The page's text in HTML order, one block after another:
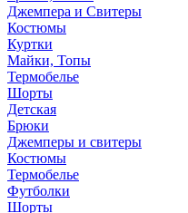
Джемпера и Свитеры
Костюмы
Куртки
Майки, Топы
Термобелье
Шорты
Детская
Брюки
Джемперы и свитеры
Костюмы
Термобелье
Футболки
Шорты